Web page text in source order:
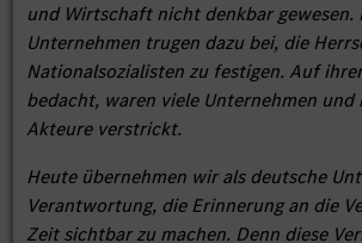
und Wirtschaft nicht denkbar gewesen.
Unternehmen trugen dazu bei, die
Nationalsozialisten zu festigen. Auf
bedacht, waren viele Unternehmen und
Akteure verstrickt.
Heute übernehmen wir als deutsche
Verantwortung, die Erinnerung an die
Zeit sichtbar zu machen. Denn diese